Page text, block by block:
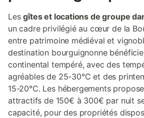
Lesgîtes et locations de groupe
un cadre privilégié au cœur de la
entre patrimoine médiéval et
destination bourguignonne
continental tempéré, avec des
agréables de 25-30°C et des
15-20°C. Les hébergements
attractifs de 150€ à 300€ par nuit
capacité, pour des propriétés